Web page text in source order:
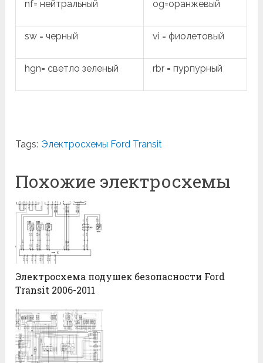
nf= нейтральный og=оранжевый
sw = черный vi = фиолетовый
hgn= светло зеленый rbr = пурпурный
Tags: Электросхемы Ford Transit
Похожие электросхемы
Электросхема подушек безопасности Ford
Transit 2006-2011